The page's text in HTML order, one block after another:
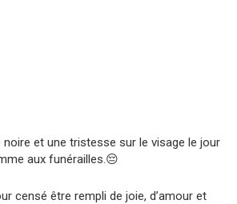
et une tristesse sur le visage le jour
aux funérailles.😔
censé être rempli de joie, d’amour et